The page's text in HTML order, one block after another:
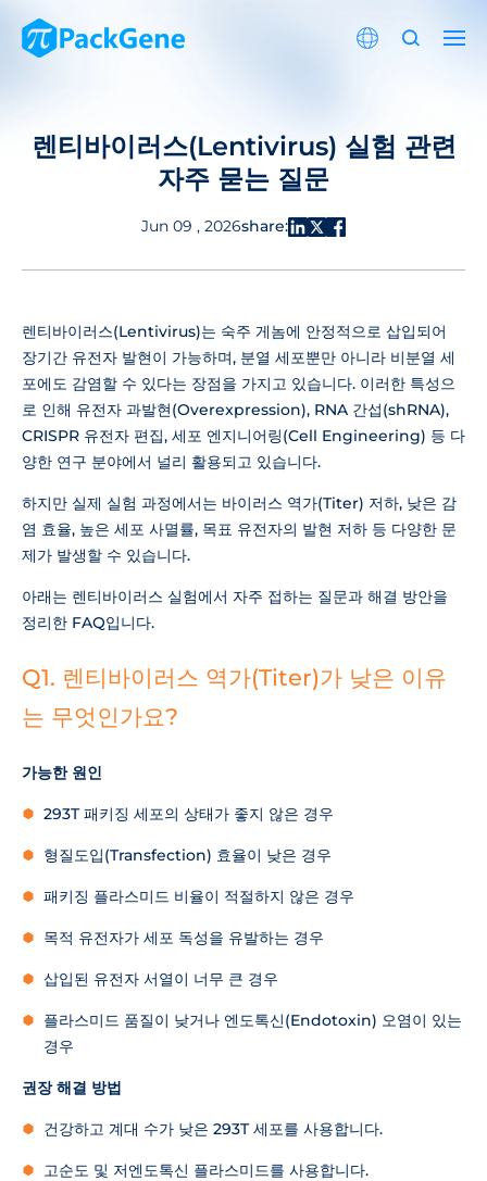
렌티바이러스(Lentivirus) 실험 관련
자주 묻는 질문
Jun 09 , 2026share:
렌티바이러스(Lentivirus)는 숙주 게놈에 안정적으로 삽입되어
장기간 유전자 발현이 가능하며, 분열 세포뿐만 아니라 비분열 세
포에도 감염할 수 있다는 장점을 가지고 있습니다. 이러한 특성으
로 인해 유전자 과발현(Overexpression), RNA 간섭(shRNA),
CRISPR 유전자 편집, 세포 엔지니어링(Cell Engineering) 등 다
양한 연구 분야에서 널리 활용되고 있습니다.
하지만 실제 실험 과정에서는 바이러스 역가(Titer) 저하, 낮은 감
염 효율, 높은 세포 사멸률, 목표 유전자의 발현 저하 등 다양한 문
제가 발생할 수 있습니다.
아래는 렌티바이러스 실험에서 자주 접하는 질문과 해결 방안을
정리한 FAQ입니다.
Q1. 렌티바이러스 역가(Titer)가 낮은 이유
는 무엇인가요?
가능한 원인
293T 패키징 세포의 상태가 좋지 않은 경우
형질도입(Transfection) 효율이 낮은 경우
패키징 플라스미드 비율이 적절하지 않은 경우
목적 유전자가 세포 독성을 유발하는 경우
삽입된 유전자 서열이 너무 큰 경우
플라스미드 품질이 낮거나 엔도톡신(Endotoxin) 오염이 있는
경우
권장 해결 방법
건강하고 계대 수가 낮은 293T 세포를 사용합니다.
고순도 및 저엔도톡신 플라스미드를 사용합니다.